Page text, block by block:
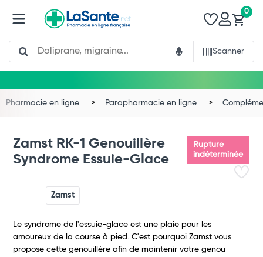
Search
Scanner
0
Total
Pharmacie en ligne Parapharmacie en ligne
Rupture
indéterminée
Zamst RK-1 Genouillère
Syndrome Essuie-Glace
Zamst
Le syndrome de l'essuie-glace est une plaie pour les
amoureux de la course à pied. C'est pourquoi Zamst vous
propose cette genouillère afin de maintenir votre genou